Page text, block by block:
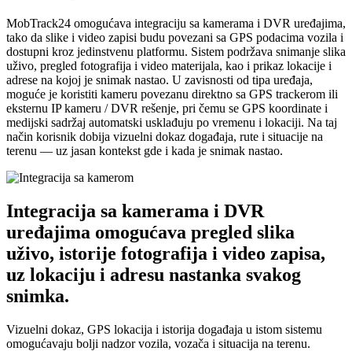
MobTrack24 omogućava integraciju sa kamerama i DVR uređajima,
tako da slike i video zapisi budu povezani sa GPS podacima vozila i
dostupni kroz jedinstvenu platformu. Sistem podržava snimanje slika
uživo, pregled fotografija i video materijala, kao i prikaz lokacije i
adrese na kojoj je snimak nastao. U zavisnosti od tipa uređaja,
moguće je koristiti kameru povezanu direktno sa GPS trackerom ili
eksternu IP kameru / DVR rešenje, pri čemu se GPS koordinate i
medijski sadržaj automatski usklađuju po vremenu i lokaciji. Na taj
način korisnik dobija vizuelni dokaz događaja, rute i situacije na
terenu — uz jasan kontekst gde i kada je snimak nastao.
Integracija sa kamerama i DVR
uređajima omogućava pregled slika
uživo, istorije fotografija i video zapisa,
uz lokaciju i adresu nastanka svakog
snimka.
Vizuelni dokaz, GPS lokacija i istorija događaja u istom sistemu
omogućavaju bolji nadzor vozila, vozača i situacija na terenu.